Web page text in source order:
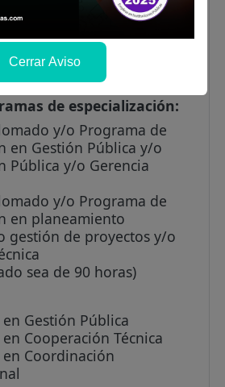
(01) año de experiencia
en puestos o cargos de
coordinadores,
asesores de
su equivalencia
de especialización:
y/o Programa de
en Gestión Pública y/o
Pública y/o Gerencia
y/o Programa de
en planeamiento
gestión de proyectos y/o
sea de 90 horas)
Gestión Pública
Cooperación Técnica
Coordinación
Cerrar Aviso